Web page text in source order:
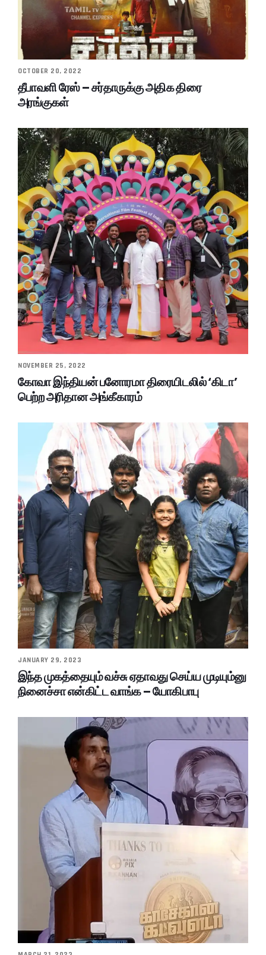
OCTOBER 20, 2022
தீபாவளி ரேஸ் – சர்தாருக்கு அதிக திரை
அரங்குகள்
NOVEMBER 25, 2022
கோவா இந்தியன் பனோரமா திரையிடலில் ‘கிடா’
பெற்ற அரிதான அங்கீகாரம்
JANUARY 29, 2023
இந்த முகத்தையும் வச்சு ஏதாவது செய்ய முடியும்னு
நினைச்சா என்கிட்ட வாங்க – யோகிபாபு